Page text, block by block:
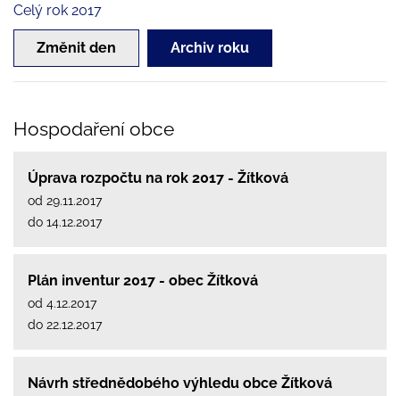
Celý rok 2017
Změnit den Archiv roku
Hospodaření obce
Úprava rozpočtu na rok 2017 - Žítková
od 29.11.2017
do 14.12.2017
Plán inventur 2017 - obec Žítková
od 4.12.2017
do 22.12.2017
Návrh střednědobého výhledu obce Žítková